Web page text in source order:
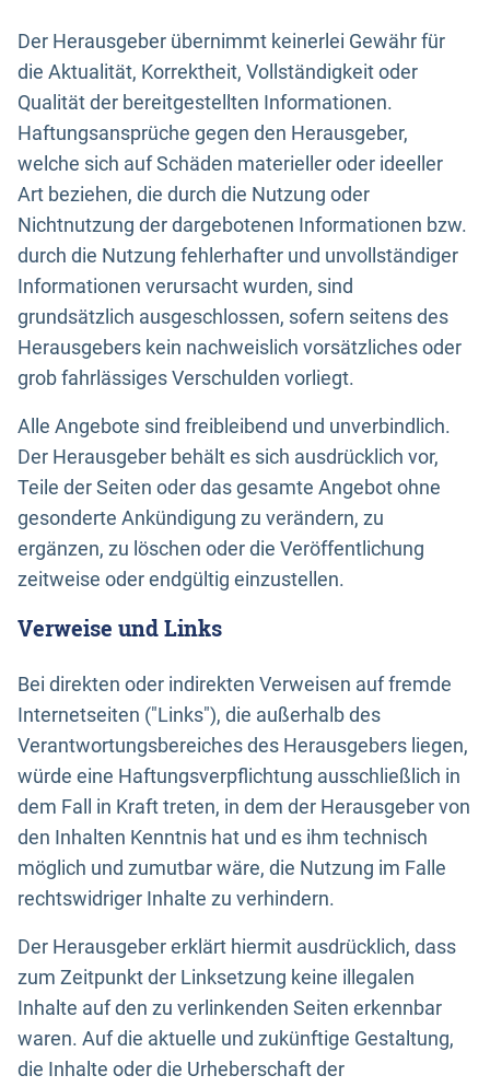
Der Herausgeber übernimmt keinerlei Gewähr für
die Aktualität, Korrektheit, Vollständigkeit oder
Qualität der bereitgestellten Informationen.
Haftungsansprüche gegen den Herausgeber,
welche sich auf Schäden materieller oder ideeller
Art beziehen, die durch die Nutzung oder
Nichtnutzung der dargebotenen Informationen bzw.
durch die Nutzung fehlerhafter und unvollständiger
Informationen verursacht wurden, sind
grundsätzlich ausgeschlossen, sofern seitens des
Herausgebers kein nachweislich vorsätzliches oder
grob fahrlässiges Verschulden vorliegt.
Alle Angebote sind freibleibend und unverbindlich.
Der Herausgeber behält es sich ausdrücklich vor,
Teile der Seiten oder das gesamte Angebot ohne
gesonderte Ankündigung zu verändern, zu
ergänzen, zu löschen oder die Veröffentlichung
zeitweise oder endgültig einzustellen.
Verweise und Links
Bei direkten oder indirekten Verweisen auf fremde
Internetseiten ("Links"), die außerhalb des
Verantwortungsbereiches des Herausgebers liegen,
würde eine Haftungsverpflichtung ausschließlich in
dem Fall in Kraft treten, in dem der Herausgeber von
den Inhalten Kenntnis hat und es ihm technisch
möglich und zumutbar wäre, die Nutzung im Falle
rechtswidriger Inhalte zu verhindern.
Der Herausgeber erklärt hiermit ausdrücklich, dass
zum Zeitpunkt der Linksetzung keine illegalen
Inhalte auf den zu verlinkenden Seiten erkennbar
waren. Auf die aktuelle und zukünftige Gestaltung,
die Inhalte oder die Urheberschaft der